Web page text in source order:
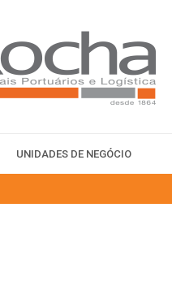
UNIDADES DE NEGÓCIO